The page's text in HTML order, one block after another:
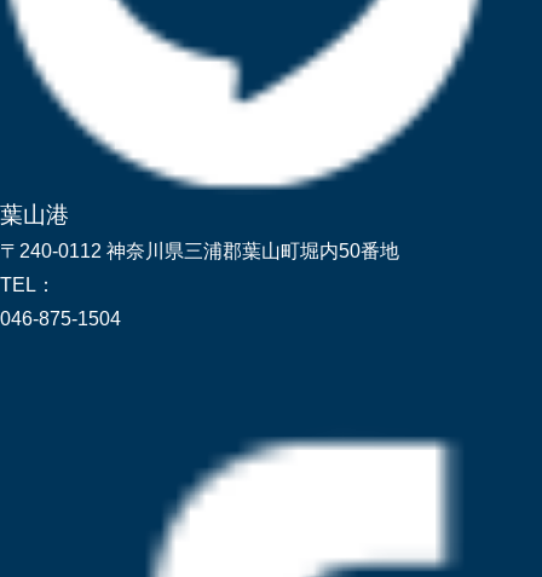
葉山港
〒240-0112 神奈川県三浦郡葉山町堀内50番地
TEL：
046-875-1504